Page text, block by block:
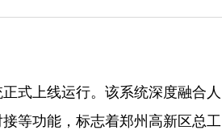
式上线运行。该系统深度融合人
等功能，标志着郑州高新区总工